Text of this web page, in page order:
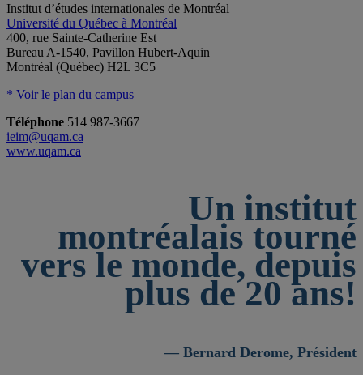
Institut d’études internationales de Montréal
Université du Québec à Montréal
400, rue Sainte-Catherine Est
Bureau A-1540, Pavillon Hubert-Aquin
Montréal (Québec) H2L 3C5
* Voir le plan du campus
Téléphone 514 987-3667
ieim@uqam.ca
www.uqam.ca
Un institut
montréalais tourné
vers le monde, depuis
plus de 20 ans!
— Bernard Derome, Président